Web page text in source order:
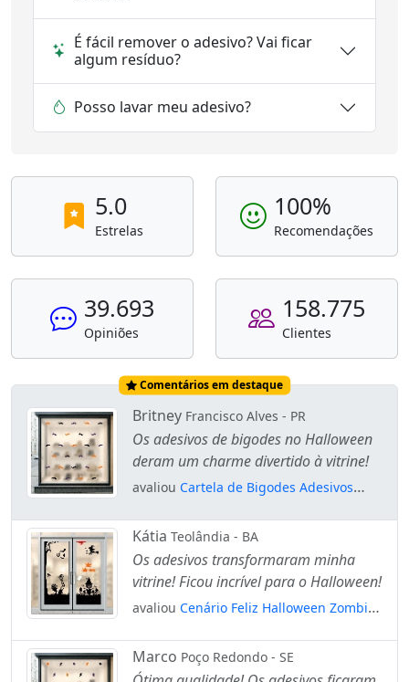
É fácil remover o adesivo? Vai ficar
algum resíduo?
Posso lavar meu adesivo?
5.0
Estrelas
100%
Recomendações
39.693
Opiniões
158.775
Clientes
Comentários em destaque
Britney Francisco Alves - PR
Os adesivos de bigodes no Halloween
deram um charme divertido à vitrine!
avaliou Cartela de Bigodes Adesivos
Kátia Teolândia - BA
Os adesivos transformaram minha
vitrine! Ficou incrível para o Halloween!
avaliou Cenário Feliz Halloween Zombie
Adesivos Para Vitrine Halloween
Mod:207
Marco Poço Redondo - SE